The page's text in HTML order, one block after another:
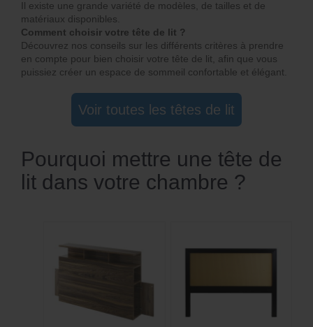
Il existe une grande variété de modèles, de tailles et de
matériaux disponibles.
Comment choisir votre tête de lit ?
Découvrez nos conseils sur les différents critères à prendre
en compte pour bien choisir votre tête de lit, afin que vous
puissiez créer un espace de sommeil confortable et élégant.
Voir toutes les têtes de lit
Pourquoi mettre une tête de
lit dans votre chambre ?